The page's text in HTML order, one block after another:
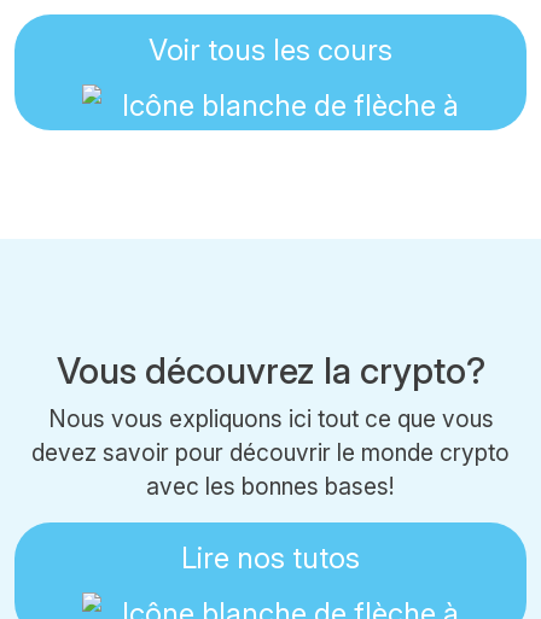
Voir tous les cours
Vous découvrez la crypto?
Nous vous expliquons ici tout ce que vous
devez savoir pour découvrir le monde crypto
avec les bonnes bases!
Lire nos tutos